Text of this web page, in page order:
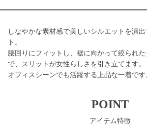
しなやかな素材感で美しいシルエットを演
ト。
腰回りにフィットし、裾に向かって絞られ
で、スリットが女性らしさを引き立てます。
オフィスシーンでも活躍する上品な一着です
POINT
アイテム特徴